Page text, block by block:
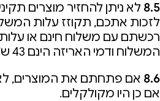
8.5 לא ניתן להחזיר מוצרים
לזכות אתכם, תקוזז עלות
רכשתם עם משלוח חינם או
המשלוח ודמי האריזה הינם 43 ש”ח.
8.6 אם פתחתם את המוצרים,
אם כן היו מקולקלים.